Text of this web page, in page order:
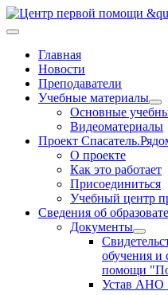
Главная
Новости
Преподаватели
Учебные материалы
Основные
Видеоматериалы
Проект
О проекте
Как это работает
Присоединиться
Учебный центр
Сведения об
Документы
обучения и
помощи
Устав АНО